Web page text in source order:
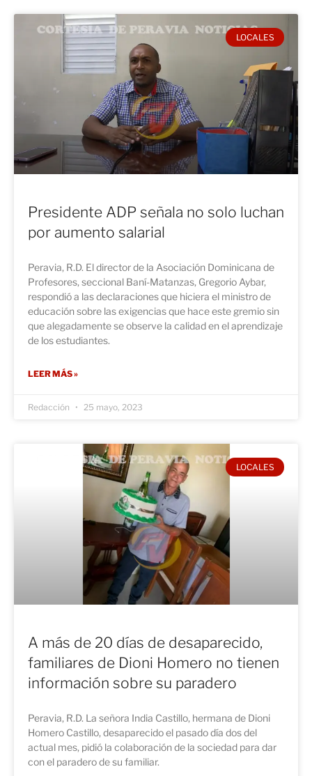
LOCALES
Presidente ADP señala no solo luchan
por aumento salarial
Peravia, R.D. El director de la Asociación Dominicana de
Profesores, seccional Baní-Matanzas, Gregorio Aybar,
respondió a las declaraciones que hiciera el ministro de
educación sobre las exigencias que hace este gremio sin
que alegadamente se observe la calidad en el aprendizaje
de los estudiantes.
LEER MÁS »
Redacción 25 mayo, 2023
LOCALES
A más de 20 días de desaparecido,
familiares de Dioni Homero no tienen
información sobre su paradero
Peravia, R.D. La señora India Castillo, hermana de Dioni
Homero Castillo, desaparecido el pasado día dos del
actual mes, pidió la colaboración de la sociedad para dar
con el paradero de su familiar.